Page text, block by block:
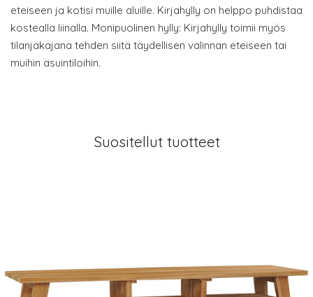
eteiseen ja kotisi muille aluille. Kirjahylly on helppo puhdistaa
kostealla liinalla. Monipuolinen hylly: Kirjahylly toimii myös
tilanjakajana tehden siitä täydellisen valinnan eteiseen tai
muihin asuintiloihin.
Suositellut tuotteet